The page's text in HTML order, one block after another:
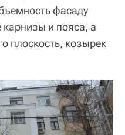
фасаду
и пояса, а
плоскость, козырек